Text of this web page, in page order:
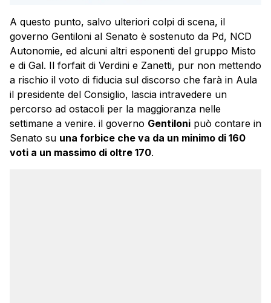
A questo punto, salvo ulteriori colpi di scena, il
governo Gentiloni al Senato è sostenuto da Pd, NCD
Autonomie, ed alcuni altri esponenti del gruppo Misto
e di Gal. Il forfait di Verdini e Zanetti, pur non mettendo
a rischio il voto di fiducia sul discorso che farà in Aula
il presidente del Consiglio, lascia intravedere un
percorso ad ostacoli per la maggioranza nelle
settimane a venire. il governo Gentiloni può contare in
Senato su una forbice che va da un minimo di 160
voti a un massimo di oltre 170.